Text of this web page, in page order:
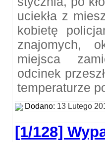
uciekła z
kobietę
znajomych,
miejsca
odcinek
temperaturze
Dodano: 13 Lutego
[1/128]